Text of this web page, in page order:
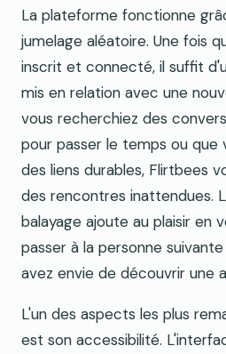
La plateforme fonctionne
jumelage aléatoire. Une fois
inscrit et connecté, il suffit
mis en relation avec une
vous recherchiez des
pour passer le temps ou que
des liens durables, Flirtbees
des rencontres inattendues.
balayage ajoute au plaisir en
passer à la personne
avez envie de découvrir une
L'un des aspects les plus
est son accessibilité.